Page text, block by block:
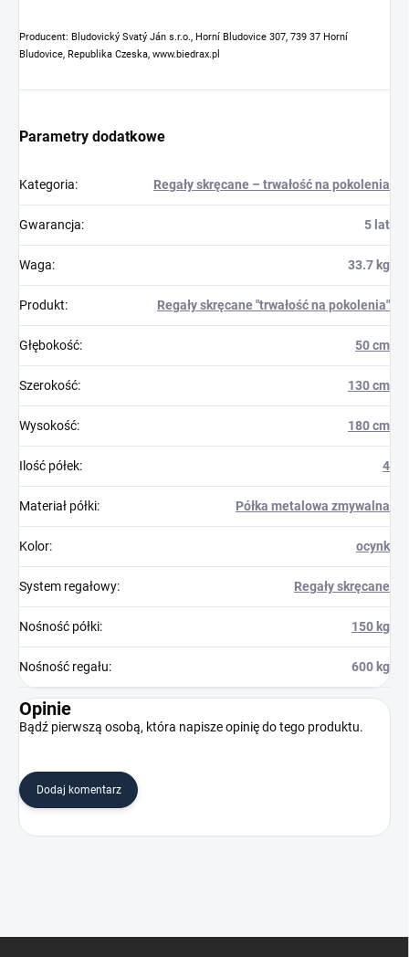
Producent: Bludovický Svatý Ján s.r.o., Horní Bludovice 307, 739 37 Horní
Bludovice, Republika Czeska, www.biedrax.pl
Parametry dodatkowe
Kategoria: Regały skręcane – trwałość na pokolenia
Gwarancja: 5 lat
Waga: 33.7 kg
Produkt: Regały skręcane "trwałość na pokolenia"
Głębokość: 50 cm
Szerokość: 130 cm
Wysokość: 180 cm
Ilość półek: 4
Materiał półki: Półka metalowa zmywalna
Kolor: ocynk
System regałowy: Regały skręcane
Nośność półki: 150 kg
Nośność regału: 600 kg
Opinie
Bądź pierwszą osobą, która napisze opinię do tego produktu.
Dodaj komentarz